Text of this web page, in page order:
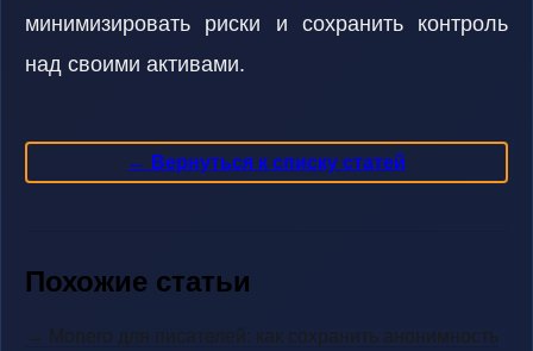
минимизировать риски и сохранить контроль
над своими активами.
← Вернуться к списку статей
Похожие статьи
→ Monero для писателей: как сохранить анонимность